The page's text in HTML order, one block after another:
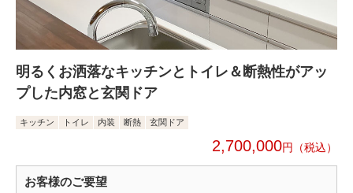
明るくお洒落なキッチンとトイレ＆断熱性がアッ
プした内窓と玄関ドア
キッチン トイレ 内装 断熱 玄関ドア
2,700,000円
お客様のご要望